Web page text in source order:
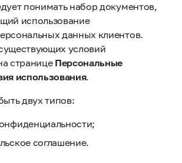
понимать набор документов,
использование
данных клиентов.
условий
страницеПерсональные
использования.
двух типов:
соглашение.